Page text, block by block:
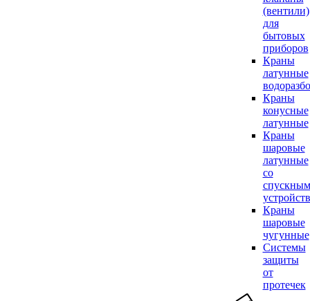
(вентили)
для
бытовых
приборов
Краны
латунные
Краны
конусные
латунные
Краны
шаровые
латунные
со
спускным
Краны
шаровые
чугунные
Системы
защиты
от
протечек